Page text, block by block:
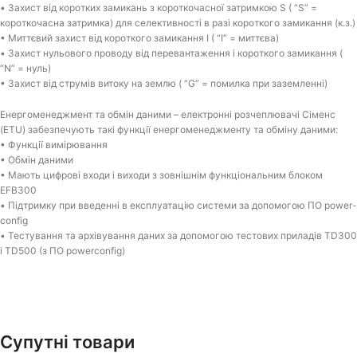
• Захист від коротких замикань з короткочасної затримкою S ( “S” =
короткочасна затримка) для селективності в разі короткого замикання (к.з.)
• Миттєвий захист від короткого замикання I ( “I” = миттєва)
• Захист нульового проводу від перевантаження і короткого замикання (
“N” = нуль)
• Захист від струмів витоку на землю ( “G” = помилка при заземленні)
Енергоменеджмент та обмін даними – електронні розчеплювачі Сіменс
(ETU) забезпечують такі функції енергоменеджменту та обміну даними:
• Функції вимірювання
• Обмін даними
• Мають цифрові входи і виходи з зовнішнім функціональним блоком
EFB300
• Підтримку при введенні в експлуатацію системи за допомогою ПО power-
config
• Тестування та архівування даних за допомогою тестових приладів TD300
і TD500 (з ПО powerconfig)
Супутні товари